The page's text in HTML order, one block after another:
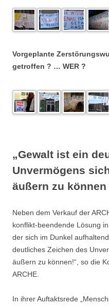
Vorgeplante
getroffen ? … WER ?
„Gewalt ist ein
Unvermögens
äußern zu können
Neben dem Verkauf der
konflikt-beendende Lösung
der sich im Dunkel
deutliches Zeichen des
äußern zu können!“, so die
ARCHE.
In ihrer Auftaktsrede